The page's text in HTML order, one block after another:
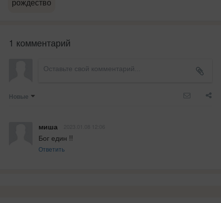
рождество
1 комментарий
Новые
миша
Бог един !!
Ответить